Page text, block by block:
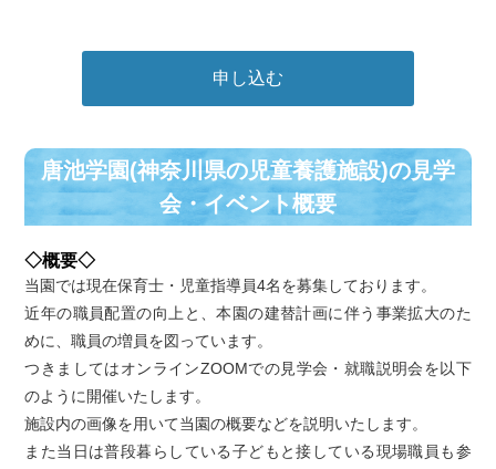
申し込む
唐池学園(神奈川県の児童養護施設)の⾒学
会・イベント概要
◇概要◇
当園では現在保育士・児童指導員4名を募集しております。
近年の職員配置の向上と、本園の建替計画に伴う事業拡大のた
めに、職員の増員を図っています。
つきましてはオンラインZOOMでの見学会・就職説明会を以下
のように開催いたします。
施設内の画像を用いて当園の概要などを説明いたします。
また当日は普段暮らしている子どもと接している現場職員も参